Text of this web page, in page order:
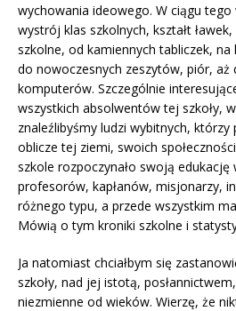
wychowania ideowego. W ciągu tego
wystrój klas szkolnych, kształt
szkolne, od kamiennych tabliczek,
do nowoczesnych zeszytów, piór, aż
komputerów. Szczególnie
wszystkich absolwentów tej szkoły,
znaleźlibyśmy ludzi wybitnych, którzy
oblicze tej ziemi, swoich
szkole rozpoczynało swoją edukację
profesorów, kapłanów, misjonarzy,
różnego typu, a przede wszystkim
Mówią o tym kroniki szkolne i
Ja natomiast chciałbym się
szkoły, nad jej istotą,
niezmienne od wieków. Wierzę, że